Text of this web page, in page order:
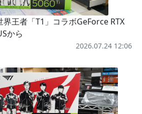
王者「T1」コラボGeForce RTX
から
2026.07.24 12:06